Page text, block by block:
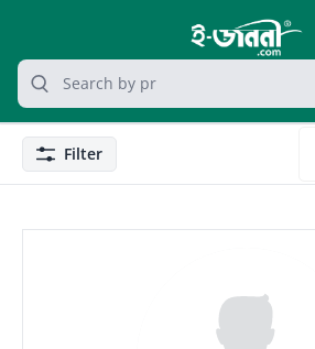
grocery search at header
Search
FilterFilter